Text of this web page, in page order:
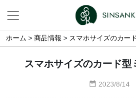
ホーム > 商品情報 > スマホサイズのカー
スマホサイズのカード型
2023/8/14